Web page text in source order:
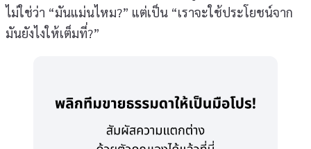
ไม่ใช่ว่า “มันแม่นไหม?” แต่เป็น “เราจะใช้ประโยชน์จาก
มันยังไงให้เต็มที่?”